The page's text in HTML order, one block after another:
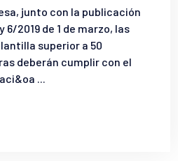
junto con la publicación
6/2019 de 1 de marzo, las
superior a 50
deberán cumplir con el
...